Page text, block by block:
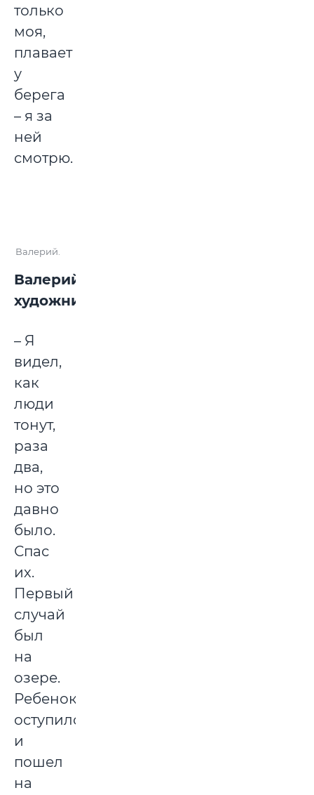
только
моя,
плавает
у
берега
– я за
ней
смотрю.
Валерий.
Валерий,
художник:
– Я
видел,
как
люди
тонут,
раза
два,
но это
давно
было.
Спас
их.
Первый
случай
был
на
озере.
Ребенок
оступился
и
пошел
на